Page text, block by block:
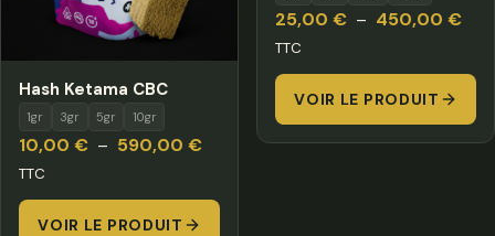
Hash Ketama CBC
1gr 3gr 5gr 10gr
10,00 € – 590,00 €Plage
prix :
TTC
VOIR LE PRODUIT
25,00 € – 450,00 €
prix
à
TTC
VOIR LE PRODUIT